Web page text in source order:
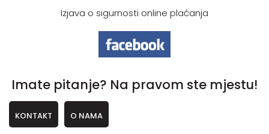
Izjava o sigurnosti online plaćanja
Imate pitanje? Na pravom ste mjestu!
KONTAKT O NAMA